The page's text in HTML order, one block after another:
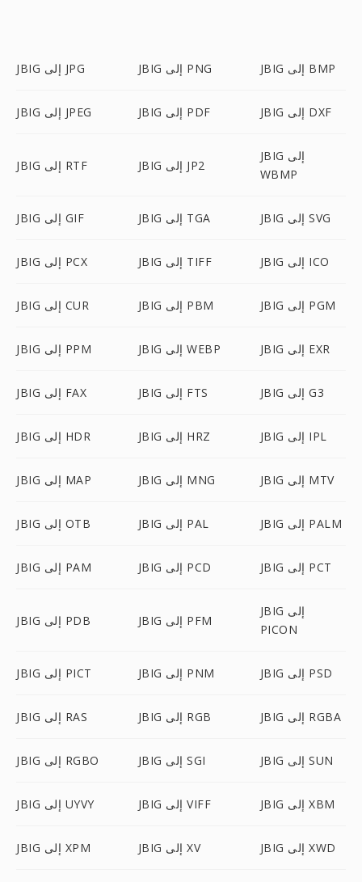
JBIG إلى JPG JBIG إلى PNG JBIG إلى BMP
JBIG إلى JPEG JBIG إلى PDF JBIG إلى DXF
JBIG إلى RTF JBIG إلى JP2
JBIG إلى
WBMP
JBIG إلى GIF JBIG إلى TGA JBIG إلى SVG
JBIG إلى PCX JBIG إلى TIFF JBIG إلى ICO
JBIG إلى CUR JBIG إلى PBM JBIG إلى PGM
JBIG إلى PPM JBIG إلى WEBP JBIG إلى EXR
JBIG إلى FAX JBIG إلى FTS JBIG إلى G3
JBIG إلى HDR JBIG إلى HRZ JBIG إلى IPL
JBIG إلى MAP JBIG إلى MNG JBIG إلى MTV
JBIG إلى OTB JBIG إلى PAL JBIG إلى PALM
JBIG إلى PAM JBIG إلى PCD JBIG إلى PCT
JBIG إلى PDB JBIG إلى PFM
JBIG إلى
PICON
JBIG إلى PICT JBIG إلى PNM JBIG إلى PSD
JBIG إلى RAS JBIG إلى RGB JBIG إلى RGBA
JBIG إلى RGBO JBIG إلى SGI JBIG إلى SUN
JBIG إلى UYVY JBIG إلى VIFF JBIG إلى XBM
JBIG إلى XPM JBIG إلى XV JBIG إلى XWD